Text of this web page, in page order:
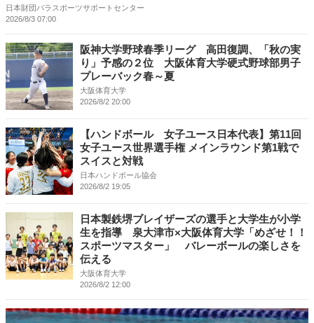
日本財団パラスポーツサポートセンター
2026/8/3 07:00
阪神大学野球春季リーグ 高田復調、「秋の実
り」予感の２位 大阪体育大学硬式野球部男子
プレーバック春～夏
大阪体育大学
2026/8/2 20:00
【ハンドボール 女子ユース日本代表】第11回
女子ユース世界選手権 メインラウンド第1戦で
スイスと対戦
日本ハンドボール協会
2026/8/2 19:05
日本製鉄堺ブレイザーズの選手と大学生が小学
生を指導 泉大津市×大阪体育大学「めざせ！！
スポーツマスター」 バレーボールの楽しさを
伝える
大阪体育大学
2026/8/2 12:00